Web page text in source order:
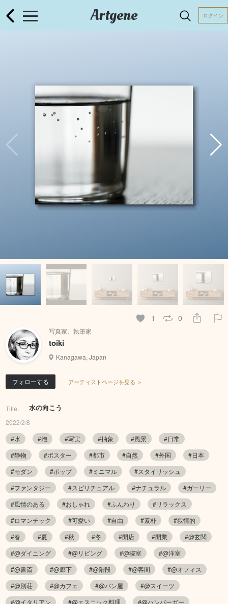
Artgene ログイン
1 0
写真家、執筆家
toiki
Kanagawa, Japan
フォローする アーティストページを見る ＞
Title: 水の向こう
2022/2/8
#水
#泡 #写実 #抽象 #風景
#日常
#静物
#ポスター #都市 #自然 #外国
#日本
#モダン
#ポップ #ミニマル
#スタイリッシュ
#ファンタジー
#スピリチュアル #ナチュラル
#ガーリー
#風情のある
#おしゃれ #ふんわり
#リラックス
#ロマンチック
#可愛い #自由 #素朴
#叙情的
#春
#夏 #秋 #冬 #開店 #開業
#@玄関
#@ダイニング
#@リビング #@寝室
#@洋室
#@書斎
#@廊下 #@階段 #@客間
#@オフィス
#@別荘
#@カフェ #@パン屋
#@スイーツ
#@イタリアン
#@エスニック料理
#@ハンバーガー